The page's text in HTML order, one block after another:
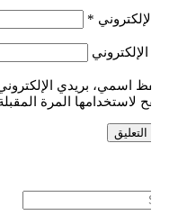
البريد الإلكتروني *
الموقع الإلكتروني
احفظ اسمي، بريدي
المتصفح لاستخدامها المرة